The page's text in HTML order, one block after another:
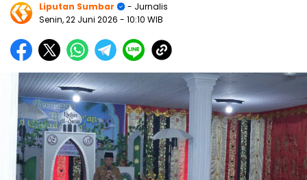
Liputan Sumbar
- Jurnalis
Senin, 22 Juni 2026 - 10:10 WIB